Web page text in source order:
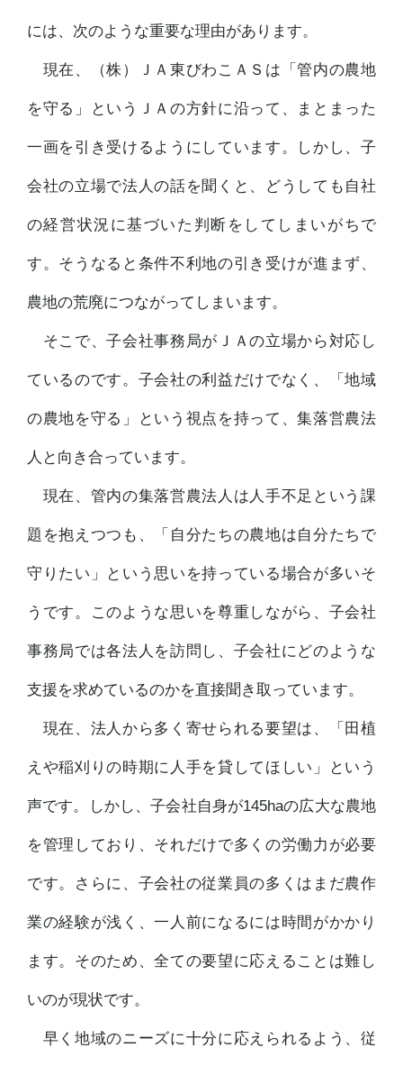
には、次のような重要な理由があります。
現在、（株）ＪＡ東びわこＡＳは「管内の農地
を守る」というＪＡの方針に沿って、まとまった
一画を引き受けるようにしています。しかし、子
会社の立場で法人の話を聞くと、どうしても自社
の経営状況に基づいた判断をしてしまいがちで
す。そうなると条件不利地の引き受けが進まず、
農地の荒廃につながってしまいます。
そこで、子会社事務局がＪＡの立場から対応し
ているのです。子会社の利益だけでなく、「地域
の農地を守る」という視点を持って、集落営農法
人と向き合っています。
現在、管内の集落営農法人は人手不足という課
題を抱えつつも、「自分たちの農地は自分たちで
守りたい」という思いを持っている場合が多いそ
うです。このような思いを尊重しながら、子会社
事務局では各法人を訪問し、子会社にどのような
支援を求めているのかを直接聞き取っています。
現在、法人から多く寄せられる要望は、「田植
えや稲刈りの時期に人手を貸してほしい」という
声です。しかし、子会社自身が145haの広大な農地
を管理しており、それだけで多くの労働力が必要
です。さらに、子会社の従業員の多くはまだ農作
業の経験が浅く、一人前になるには時間がかかり
ます。そのため、全ての要望に応えることは難し
いのが現状です。
早く地域のニーズに十分に応えられるよう、従